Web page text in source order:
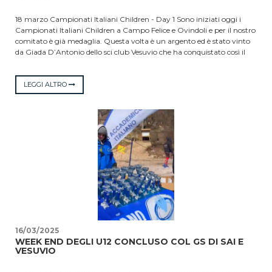
18 marzo Campionati Italiani Children - Day 1 Sono iniziati oggi i
Campionati Italiani Children a Campo Felice e Ovindoli e per il nostro
comitato è già medaglia. Questa volta è un argento ed è stato vinto
da Giada D’Antonio dello sci club Vesuvio che ha conquistato così il
nostra Black Panther, che ieri ha accusato lievi problemi al ginocchio
destro, si è difesa sulla pista Anfiteatro di Ovindoli incassando 61
centesimi dalla vincitrice, Serena Arrigoni del Domobianca 365 (Alpi
Giancarlo Ferraro del SAI che si è piazzato al 29° posto, ma che è il
primo atleta di un comitato appenninico, seguito a 25/100 di distacco
da Marco Mancini dello sci club Vesuvio. Stesso primato per Anny
Troiano del Posillipo che ha concluso il Gigante Ragazzi in 12.ma
posizione, dopo undici atlete dell’arco alpino. Giorgia Pascotto dello
sci club 2010 è arrivata 21.ma e, nella categoria maschile, Lorenzo
D’Acunto del SAI 14.mo. Domani in programma discipline invertite
LEGGI ALTRO
16/03/2025
WEEK END DEGLI U12 CONCLUSO COL GS DI SAI E
VESUVIO